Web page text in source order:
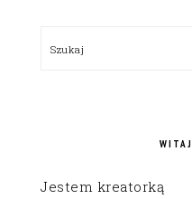
SIDEBAR
Szukaj
WITAJ
Jestem kreatorką